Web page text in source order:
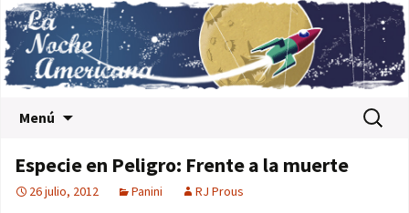
Menú Buscar:
Especie en Peligro: Frente a la muerte
26 julio, 2012 Panini RJ Prous